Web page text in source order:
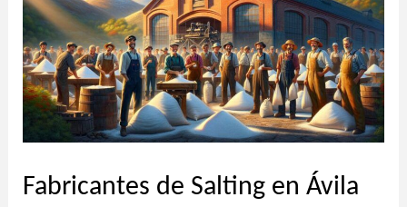
Fabricantes de Salting en Ávila